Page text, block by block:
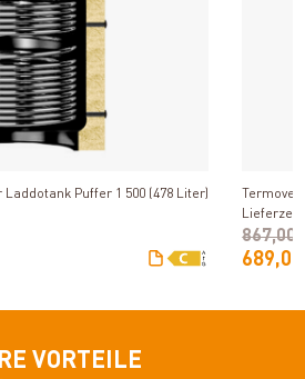
ansehen
Puffer 1 500 (478 Liter)
867,00
VORTEILE